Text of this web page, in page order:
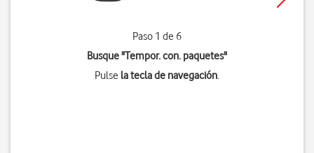
Paso 1 de 6
Busque "Tempor. con. paquetes"
Pulse la tecla de navegación.